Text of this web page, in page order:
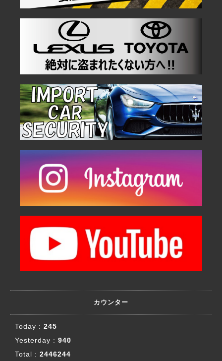
カウンター
Today : 245
Yesterday : 940
Total : 2446244